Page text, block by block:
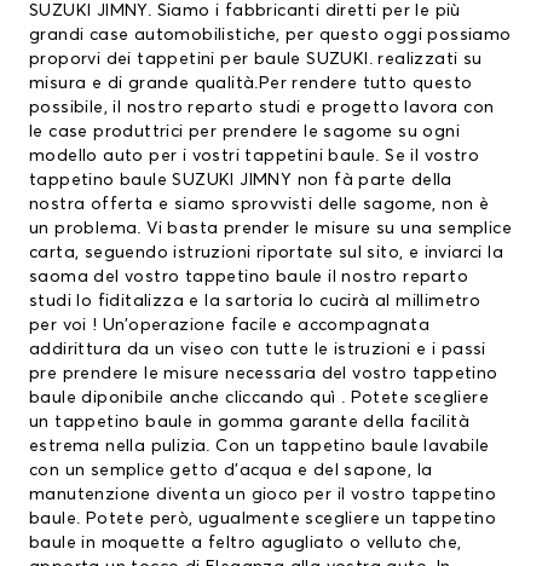
SUZUKI JIMNY. Siamo i fabbricanti diretti per le più
grandi case automobilistiche, per questo oggi possiamo
proporvi dei tappetini per baule SUZUKI . realizzati su
misura e di grande qualità.Per rendere tutto questo
possibile, il nostro reparto studi e progetto lavora con
le case produttrici per prendere le sagome su ogni
modello auto per i vostri tappetini baule. Se il vostro
tappetino baule SUZUKI JIMNY non fà parte della
nostra offerta e siamo sprovvisti delle sagome, non è
un problema. Vi basta prender le misure su una semplice
carta, seguendo istruzioni riportate sul sito, e inviarci la
saoma del vostro tappetino baule il nostro reparto
studi lo fiditalizza e la sartoria lo cucirà al millimetro
per voi ! Un’operazione facile e accompagnata
addirittura da un viseo con tutte le istruzioni e i passi
pre prendere le misure necessaria del vostro tappetino
baule diponibile anchecliccando quì . Potete scegliere
un tappetino baule in gomma garante della facilità
estrema nella pulizia. Con un tappetino baule lavabile
con un semplice getto d’acqua e del sapone, la
manutenzione diventa un gioco per il vostro tappetino
baule. Potete però, ugualmente scegliere un tappetino
baule in moquette a feltro agugliato o velluto che,